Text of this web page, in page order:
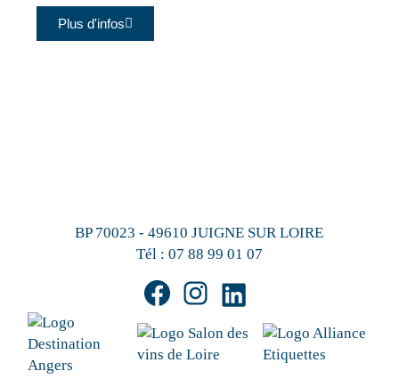
Plus d'infos
BP 70023 - 49610 JUIGNE SUR LOIRE
Tél : 07 88 99 01 07